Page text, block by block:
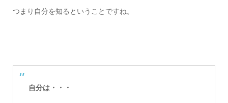
つまり自分を知るということですね。
自分は・・・